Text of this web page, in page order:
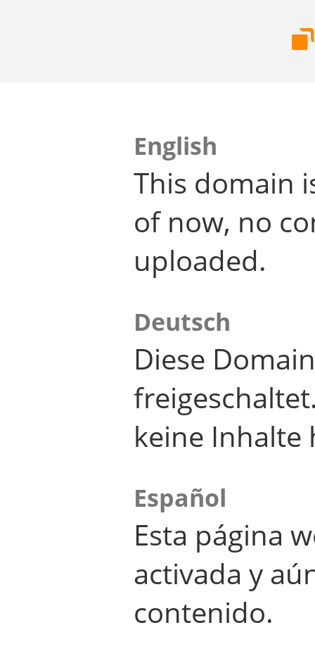
English
This domain
of now, no
uploaded.
Deutsch
Diese
keine Inhalte
Español
Esta página
activada y
contenido.